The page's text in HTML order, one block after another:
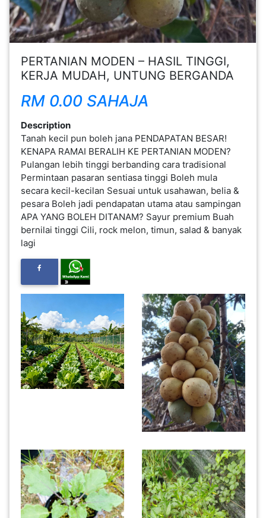
PERTANIAN MODEN – HASIL TINGGI,
KERJA MUDAH, UNTUNG BERGANDA
RM 0.00 SAHAJA
Description
Tanah kecil pun boleh jana PENDAPATAN BESAR!
KENAPA RAMAI BERALIH KE PERTANIAN MODEN?
Pulangan lebih tinggi berbanding cara tradisional
Permintaan pasaran sentiasa tinggi Boleh mula
secara kecil-kecilan Sesuai untuk usahawan, belia &
pesara Boleh jadi pendapatan utama atau sampingan
APA YANG BOLEH DITANAM? Sayur premium Buah
bernilai tinggi Cili, rock melon, timun, salad & banyak
lagi
MINYAK
WANGI(8)
PENDIDIKAN(19)
DERMA
DAN
INFAK(0)
TUDUNG(0)
ARTIKEL(14)
PEMBORONG(2)
PRODUK
MAKANAN(25)
PERNIAGAAN(41)
ELEKTRONIK(5)
SUKAN/HOBI(2)